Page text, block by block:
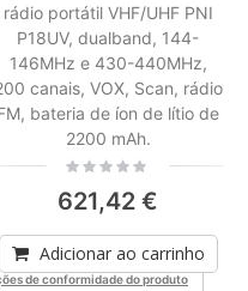
de conformidade do produto
rádio portátil VHF/UHF PNI
P18UV, dualband, 144-
146MHz e 430-440MHz,
canais, VOX, Scan, rádio
bateria de íon de lítio de
2200 mAh.
Rating:
621,42 €
Adicionar ao carrinho